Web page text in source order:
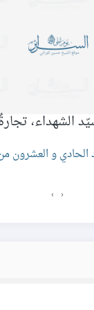
الشهداء،
الحادي و العشرون
‹
›